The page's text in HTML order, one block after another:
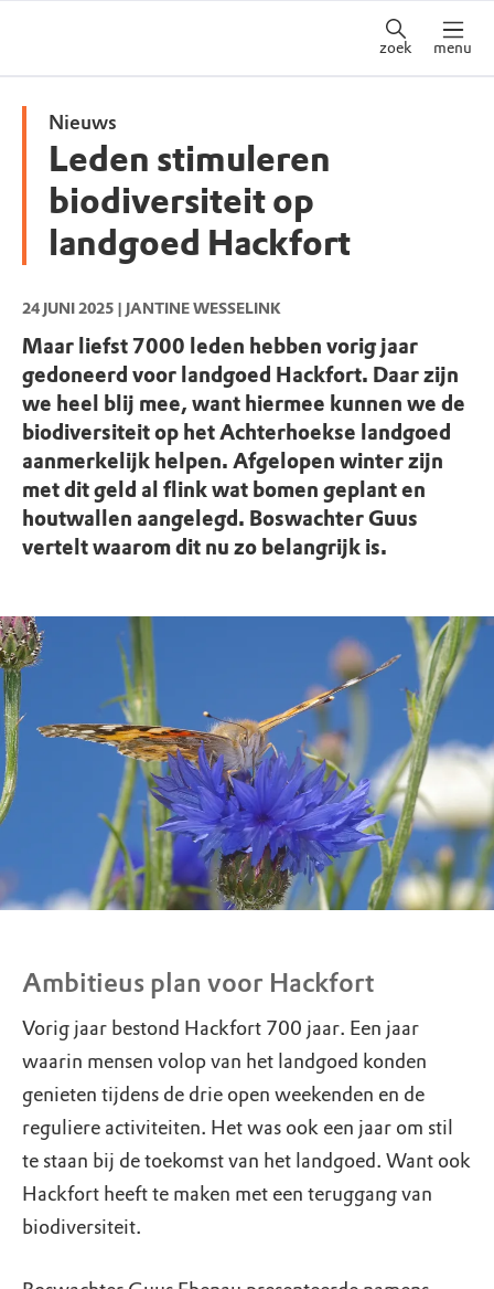
zoek menu
Nieuws
Leden stimuleren
biodiversiteit op
landgoed Hackfort
24 JUNI 2025 | JANTINE WESSELINK
Maar liefst 7000 leden hebben vorig jaar
gedoneerd voor landgoed Hackfort. Daar zijn
we heel blij mee, want hiermee kunnen we de
biodiversiteit op het Achterhoekse landgoed
aanmerkelijk helpen. Afgelopen winter zijn
met dit geld al flink wat bomen geplant en
houtwallen aangelegd. Boswachter Guus
vertelt waarom dit nu zo belangrijk is.
Ambitieus plan voor Hackfort
Vorig jaar bestond Hackfort 700 jaar. Een jaar
waarin mensen volop van het landgoed konden
genieten tijdens de drie open weekenden en de
reguliere activiteiten. Het was ook een jaar om stil
te staan bij de toekomst van het landgoed. Want ook
Hackfort heeft te maken met een teruggang van
biodiversiteit.